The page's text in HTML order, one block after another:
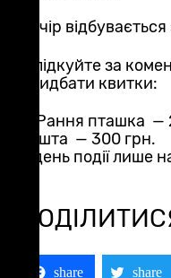
Вечір
Слідкуйте за
придбати квитки:
🔖Рання пташка —
решта — 300 грн.
У день події лише